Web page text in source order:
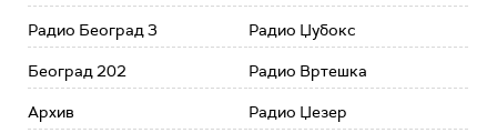
Радио Београд 3
Београд 202
Архив
Радио Џубокс
Радио Вртешка
Радио Џезер